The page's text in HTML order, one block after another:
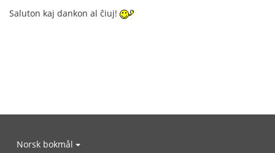
Saluton kaj dankon al ĉiuj!
Norsk bokmål